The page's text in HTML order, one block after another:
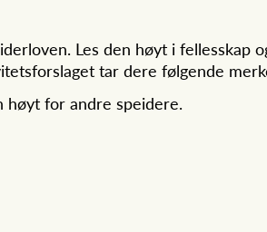
Les den høyt i fellesskap
tar dere følgende
høyt for andre speidere.